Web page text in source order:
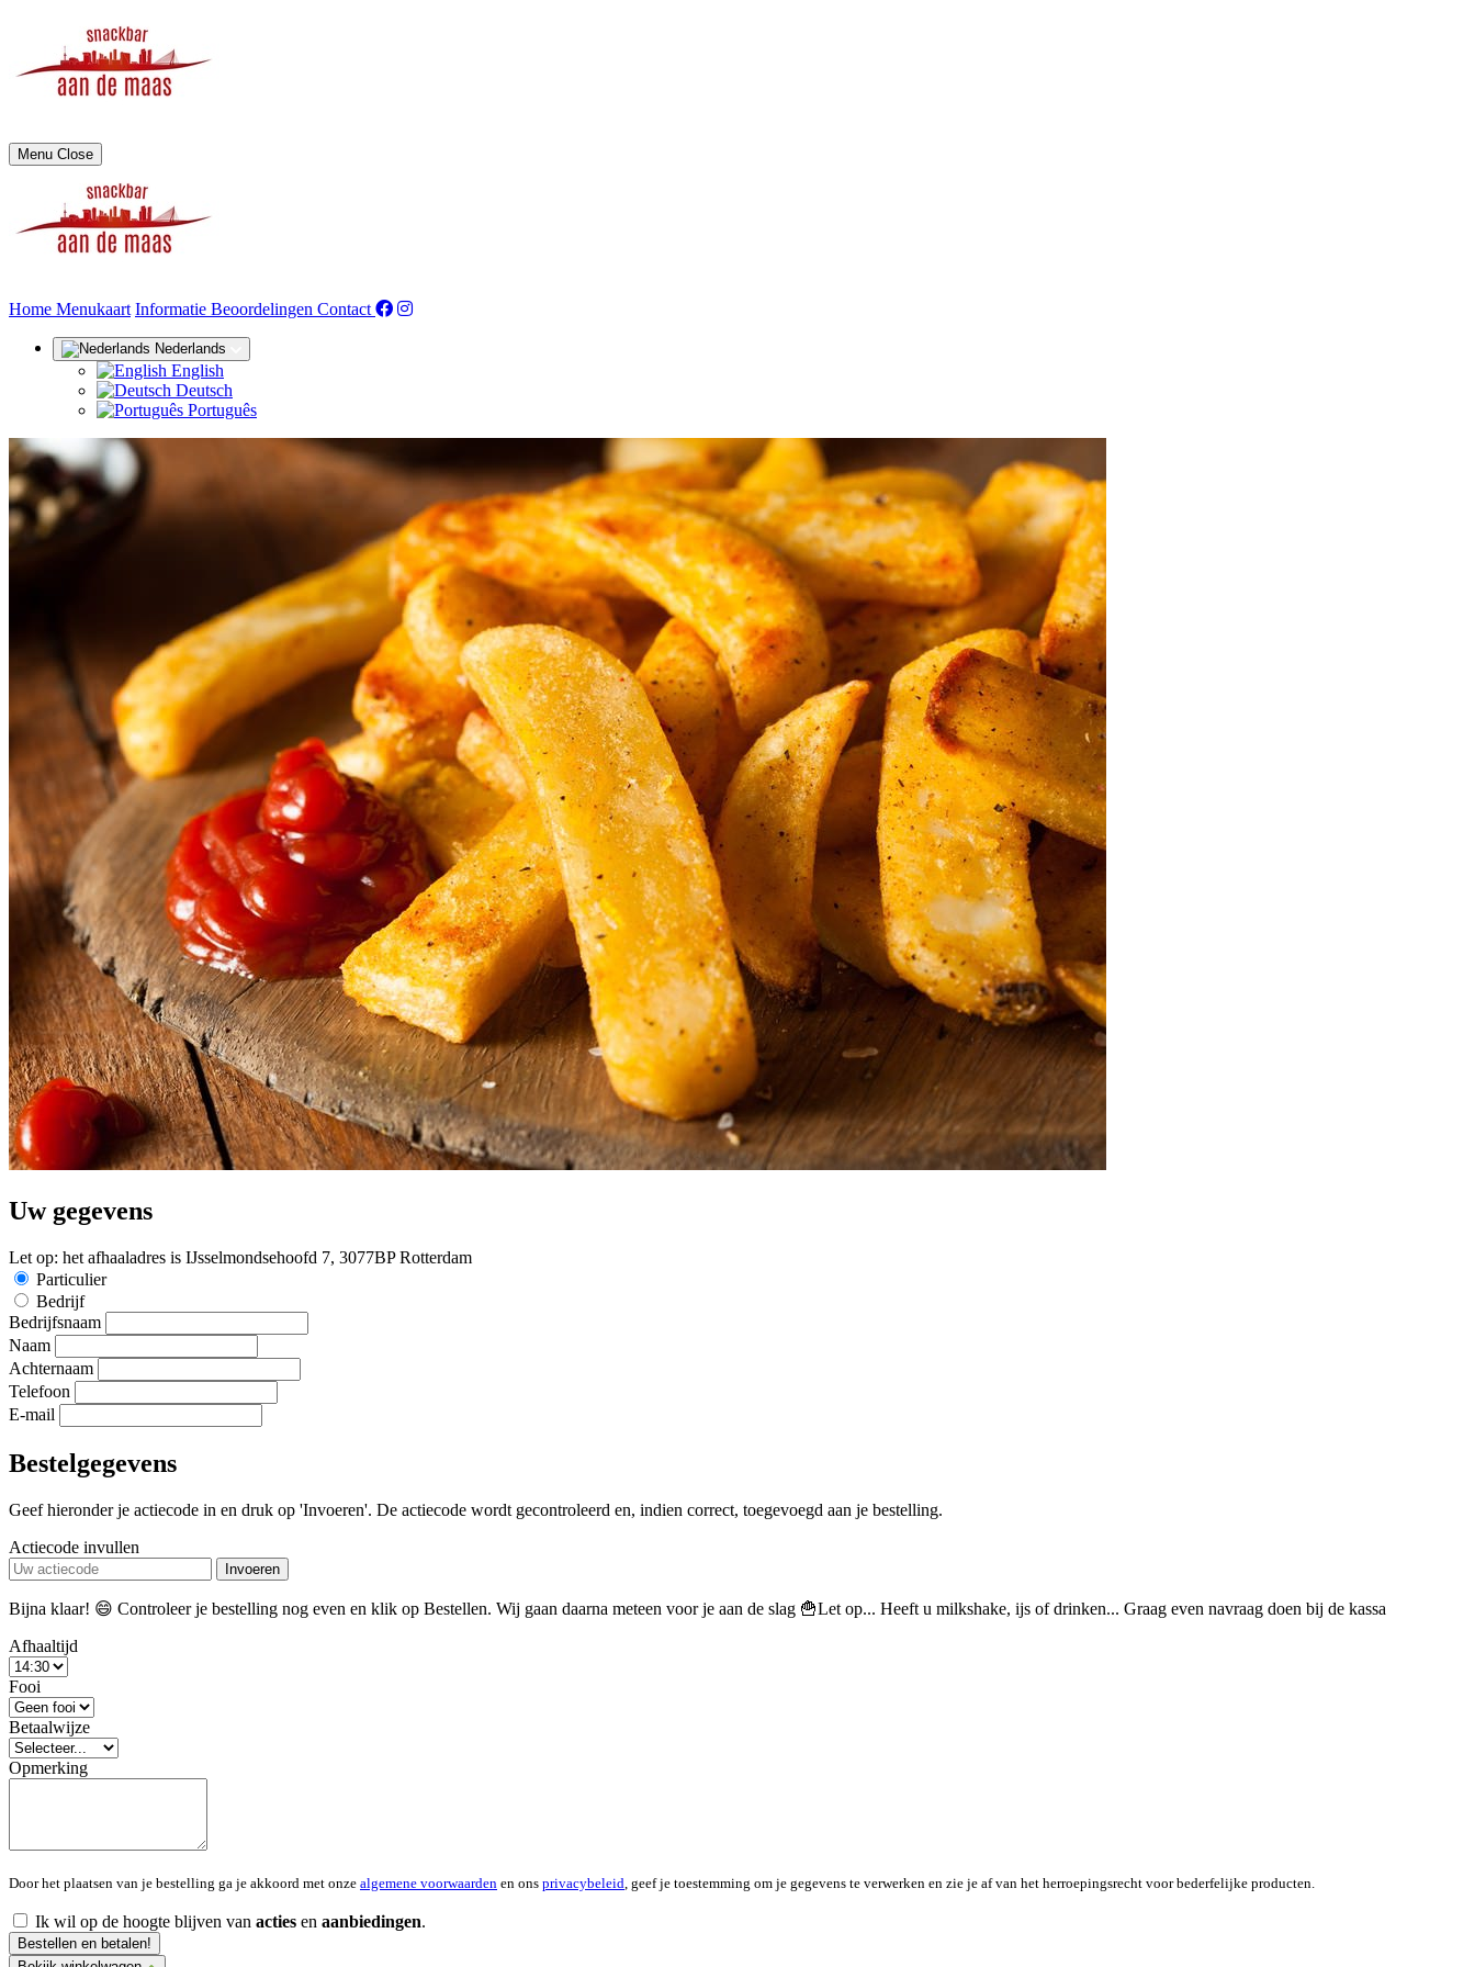
Menu Close
Home (huidige)
Menukaart Informatie Beoordelingen Contact
Nederlands
English
Deutsch
Português
Uw gegevens
Let op: het afhaaladres is IJsselmondsehoofd 7, 3077BP Rotterdam
Particulier
Bedrijf
Bedrijfsnaam
Naam
Achternaam
Telefoon
E-mail
Bestelgegevens
Geef hieronder je actiecode in en druk op 'Invoeren'. De actiecode wordt gecontroleerd en, indien correct, toegevoegd aan je bestelling.
Actiecode invullen
Invoeren
Bijna klaar! 😄 Controleer je bestelling nog even en klik op Bestellen. Wij gaan daarna meteen voor je aan de slag 🍟Let op... Heeft u milkshake, ijs of drinken... Graag even navraag doen bij de kassa
Afhaaltijd
Fooi
Betaalwijze
Opmerking
Door het plaatsen van je bestelling ga je akkoord met onze algemene voorwaarden en ons privacybeleid , geef je toestemming om je gegevens te verwerken en zie je af van het herroepingsrecht voor bederfelijke producten.
Ik wil op de hoogte blijven van acties en aanbiedingen.
Bestellen en betalen!